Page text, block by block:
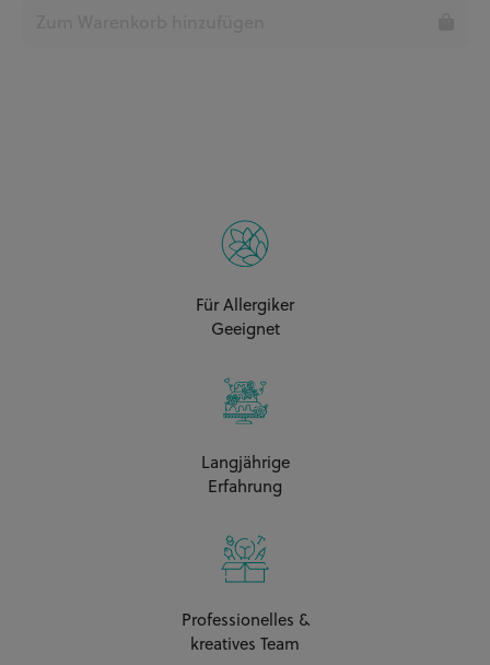
Für Allergiker
Geeignet
Langjährige
Erfahrung
Professionelles &
kreatives Team